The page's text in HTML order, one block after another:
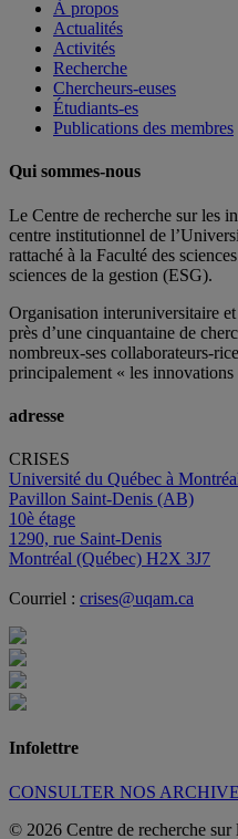
À propos
Actualités
Activités
Recherche
Chercheurs-euses
Étudiants-es
Publications des membres
Qui sommes-nous
Le Centre de recherche sur les
centre institutionnel de
rattaché à la Faculté des
sciences de la gestion (ESG).
Organisation interuniversitaire
près d’une cinquantaine de
nombreux-ses collaborateurs-
principalement « les
adresse
CRISES
Université du Québec à
Pavillon Saint-Denis (AB)
10è étage
1290, rue Saint-Denis
Montréal (Québec) H2X 3J7
Courriel : crises@uqam.ca
Infolettre
CONSULTER NOS
© 2026 Centre de recherche